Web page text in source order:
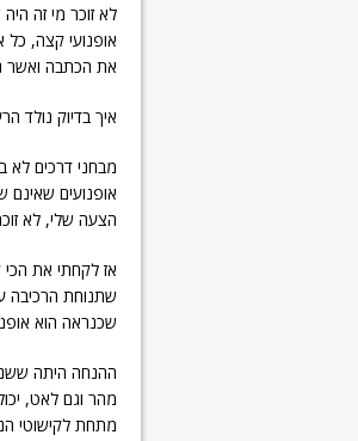
לא זוכר מי זה
אופנועי קצה, כל
את הכתבה ואשר
איך בדיוק נולד
מבחני דרכים לא
אופנועים שאינם
הצעה שלי, לא
אז לקחתי את הכי
שכנראה הוא
ההנחה היתה
מהר וגם לאט,
מתחת לקישוטי